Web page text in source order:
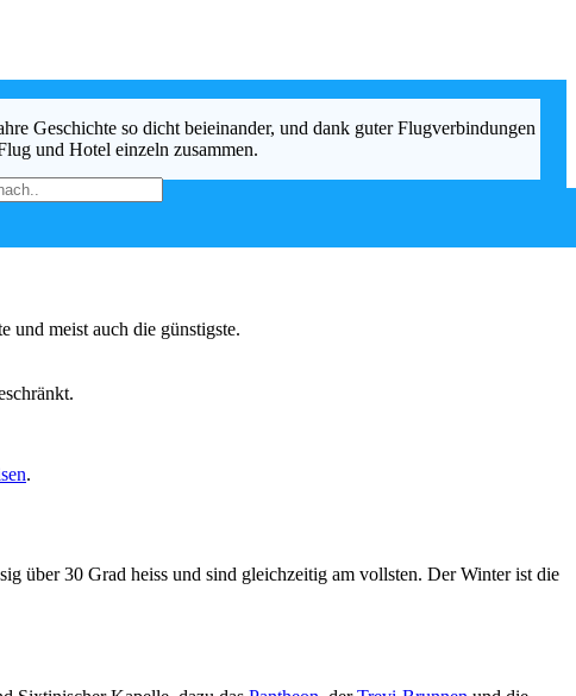
Geschichte so dicht beieinander, und dank guter Flugverbindungen
und Hotel einzeln zusammen.
und meist auch die günstigste.
.
über 30 Grad heiss und sind gleichzeitig am vollsten. Der Winter ist die